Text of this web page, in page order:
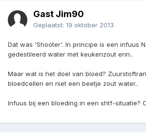
Gast Jim90
Geplaatst: 19 oktober 2013
Dat was 'Shooter'. In principe is een infuus
gedestileerd water met keukenzout erin..
Maar wat is het doel van bloed?
bloedcellen en niet een beetje zout water..
Infuus bij een bloeding in een shtf-situatie?